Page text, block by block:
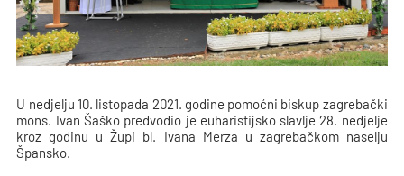
U nedjelju 10. listopada 2021. godine pomoćni biskup zagrebački
mons. Ivan Šaško predvodio je euharistijsko slavlje 28. nedjelje
kroz godinu u Župi bl. Ivana Merza u zagrebačkom naselju
Špansko.